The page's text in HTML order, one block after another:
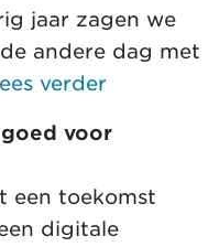
jaar zagen we
andere dag met
verder
voor
een toekomst
digitale